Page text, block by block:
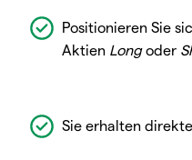
Positionieren Sie
Aktien Longoder
Sie erhalten